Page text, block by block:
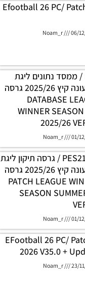
Efootball 26 PC/
Noam_r 06/
PES21 PC / ממסד נתונים ליגת
WINNER עונה קיץ 2025/26 גרסה
1.0 – DATABASE
WINNER
2025/26
Noam_r 01/
PES21 PS4/PS5 / גרסה תיקון ליגת
WINNER עונה קיץ 2025/26 גרסה
1.0 – PATCH LEAGUE
SEASON
Noam_r 01/
EFootball 26 PC/
2026 V35.0 +
Noam_r 23/